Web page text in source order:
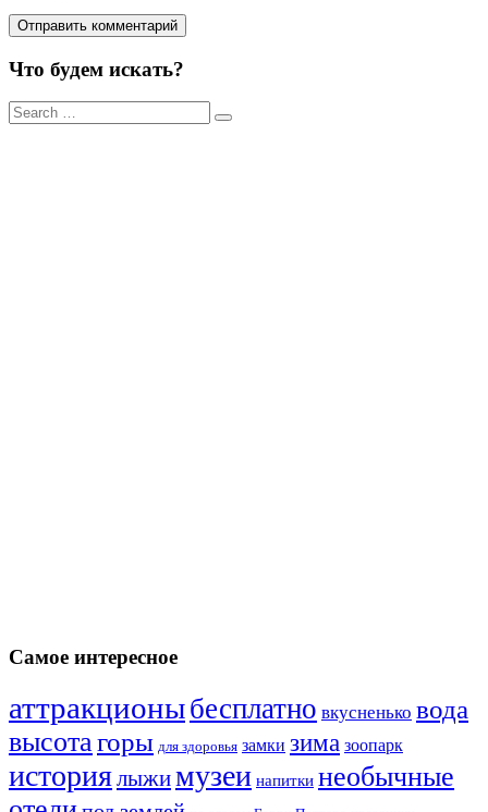
Что будем искать?
Результаты
поиска
Самое интересное
аттракционыбесплатно вкусненько вода
высота горы для здоровья замки зима зоопарк
историялыжимузеи напитки необычные